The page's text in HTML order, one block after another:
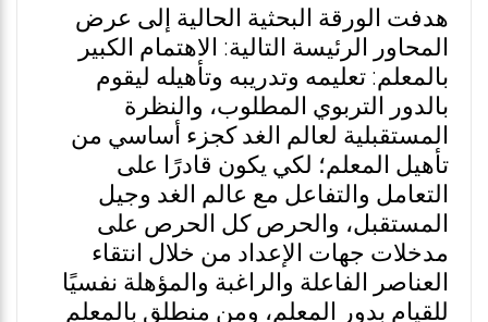
هدفت الورقة البحثية الحالية إلى عرض
المحاور الرئيسة التالية: الاهتمام الكبير
بالمعلم: تعليمه وتدريبه وتأهيله ليقوم
بالدور التربوي المطلوب، والنظرة
المستقبلية لعالم الغد كجزء أساسي من
تأهيل المعلم؛ لكي يكون قادرًا على
التعامل والتفاعل مع عالم الغد وجيل
المستقبل، والحرص كل الحرص على
مدخلات جهات الإعداد من خلال انتقاء
العناصر الفاعلة والراغبة والمؤهلة نفسيًا
للقيام بدور المعلم، ومن منطلق بالمعلم